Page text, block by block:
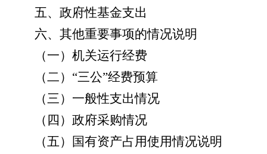
五、政府性基金支出
六、其他重要事项的情况说明
（一）机关运行经费
（二） “三公”经费预算
（三） 一般性支出情况
（ 四 ）政府采购情况
（五）国有资产占用使用情况说明